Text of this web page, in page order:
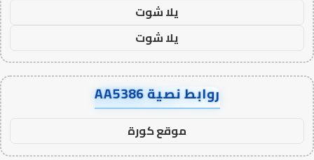
يلا شوت
يلا شوت
روابط نصية AA5386
موقع كورة